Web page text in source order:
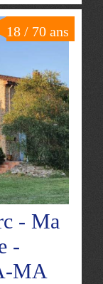
18 / 70 ans
- Ma
-
MA